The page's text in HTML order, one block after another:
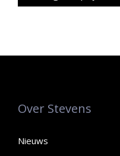
Over Stevens
Nieuws